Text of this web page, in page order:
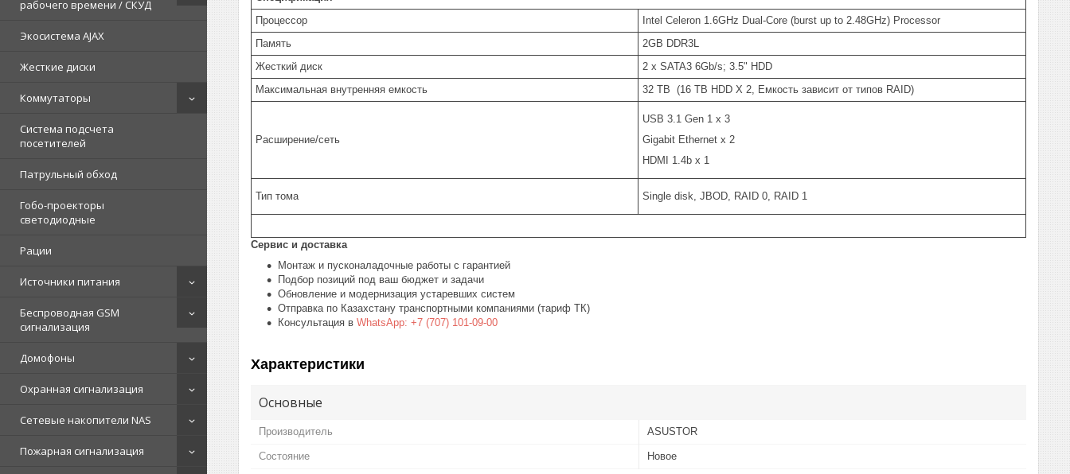
рабочего времени / СКУД
Экосистема AJAX
Жесткие диски
Коммутаторы
Система подсчета
посетителей
Патрульный обход
Гобо-проекторы
светодиодные
Рации
Источники питания
Беспроводная GSM
сигнализация
Домофоны
Охранная сигнализация
Сетевые накопители NAS
Пожарная сигнализация
Процессор
Intel Celeron 1.6GHz Dual-Core (burst up to 2.48GHz) Processor
Память
2GB DDR3L
Жесткий диск
2 x SATA3 6Gb/s; 3.5" HDD
Максимальная внутренняя емкость
32 TB (16 TB HDD X 2, Емкость зависит от типов RAID)
Расширение/сеть
USB 3.1 Gen 1 x 3
Gigabit Ethernet x 2
HDMI 1.4b x 1
Тип тома Single disk, JBOD, RAID 0, RAID 1
Сервис и доставка
Монтаж и пусконаладочные работы с гарантией
Подбор позиций под ваш бюджет и задачи
Обновление и модернизация устаревших систем
Отправка по Казахстану транспортными компаниями (тариф ТК)
Консультация в WhatsApp: +7 (707) 101-09-00
Характеристики
Основные
Производитель ASUSTOR
Состояние Новое